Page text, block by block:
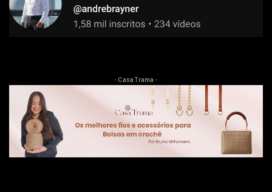
- Casa Trama -